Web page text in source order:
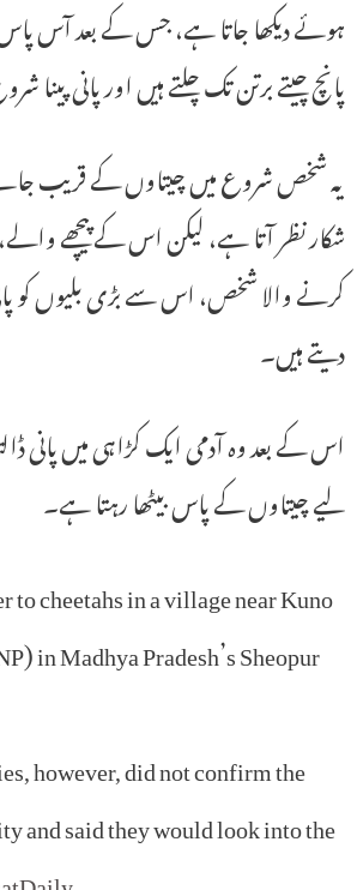
ہوئے دیکھا جاتا ہے، جس کے بعد آس
پانچ چیتے برتن تک چلتے ہیں اور پانی پینا
یہ شخص شروع میں چیتاوں کے قریب
شکار نظر آتا ہے، لیکن اس کے پیچھے
کرنے والا شخص، اس سے بڑی بلیوں کو
دیتے ہیں۔
اس کے بعد وہ آدمی ایک کڑاہی میں پانی
لیے چیتاوں کے پاس بیٹھا رہتا ہے۔
cheetahs in a village near Kuno
in Madhya Pradesh’s Sheopur
however, did not confirm the
and said they would look into the